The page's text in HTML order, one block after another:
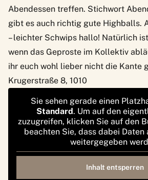
Abendessen treffen. Stichwort
gibt es auch richtig gute Highballs.
– leichter Schwips hallo! Natürlich
wenn das Geproste im Kollektiv
ihr euch wohl lieber nicht die Kante
Krugerstraße 8, 1010
Sie sehen gerade einen
Standard. Um auf den
zuzugreifen, klicken Sie auf den
beachten Sie, dass dabei
weitergegeben
Inhalt entsperren